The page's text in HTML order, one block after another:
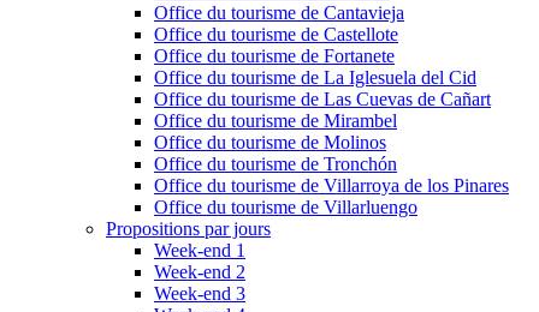
Office du tourisme de Cantavieja
Office du tourisme de Castellote
Office du tourisme de Fortanete
Office du tourisme de La Iglesuela del Cid
Office du tourisme de Las Cuevas de Cañart
Office du tourisme de Mirambel
Office du tourisme de Molinos
Office du tourisme de Tronchón
Office du tourisme de Villarroya de los Pinares
Office du tourisme de Villarluengo
Propositions par jours
Week-end 1
Week-end 2
Week-end 3